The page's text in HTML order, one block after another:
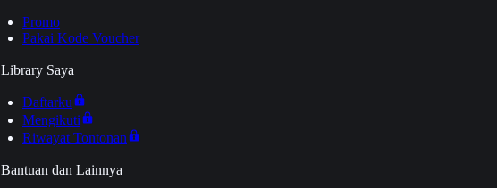
Promo
Pakai Kode Voucher
Library Saya
Daftarku
Mengikuti
Riwayat Tontonan
Bantuan dan Lainnya